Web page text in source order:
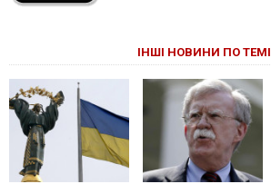
ІНШІ НОВИНИ ПО ТЕМІ